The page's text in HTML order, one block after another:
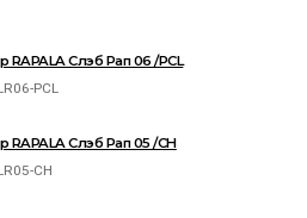
RAPALA Слэб Рап 06 /PCL
PCL
RAPALA Слэб Рап 05 /CH
CH